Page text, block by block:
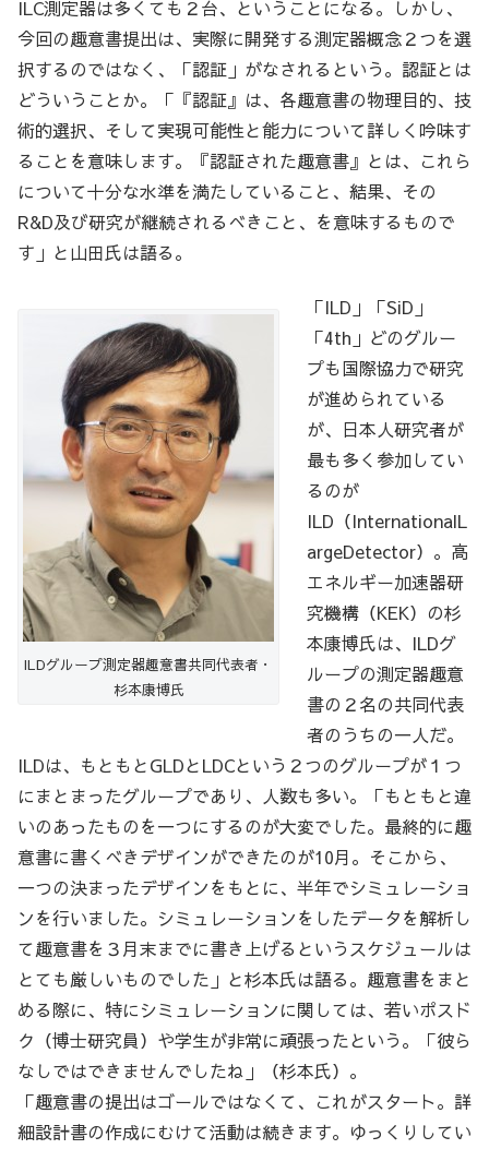
ILC測定器は多くても２台、ということになる。しかし、
今回の趣意書提出は、実際に開発する測定器概念２つを選
択するのではなく、「認証」がなされるという。認証とは
どういうことか。「『認証』は、各趣意書の物理目的、技
術的選択、そして実現可能性と能力について詳しく吟味す
ることを意味します。『認証された趣意書』とは、これら
について十分な水準を満たしていること、結果、その
R&D及び研究が継続されるべきこと、を意味するもので
す」と山田氏は語る。
ILDグループ測定器趣意書共同代表者・
杉本康博氏
「ILD」「SiD」
「4th」どのグルー
プも国際協力で研究
が進められている
が、日本人研究者が
最も多く参加してい
るのが
ILD（InternationalL
argeDetector）。高
エネルギー加速器研
究機構（KEK）の杉
本康博氏は、ILDグ
ループの測定器趣意
書の２名の共同代表
者のうちの一人だ。
ILDは、もともとGLDとLDCという２つのグループが１つ
にまとまったグループであり、人数も多い。「もともと違
いのあったものを一つにするのが大変でした。最終的に趣
意書に書くべきデザインができたのが10月。そこから、
一つの決まったデザインをもとに、半年でシミュレーショ
ンを行いました。シミュレーションをしたデータを解析し
て趣意書を３月末までに書き上げるというスケジュールは
とても厳しいものでした」と杉本氏は語る。趣意書をまと
める際に、特にシミュレーションに関しては、若いポスド
ク（博士研究員）や学生が非常に頑張ったという。「彼ら
なしではできませんでしたね」（杉本氏）。
「趣意書の提出はゴールではなくて、これがスタート。詳
細設計書の作成にむけて活動は続きます。ゆっくりしてい